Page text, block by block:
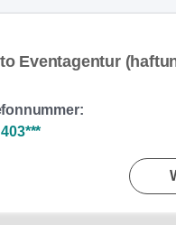
Eventagentur